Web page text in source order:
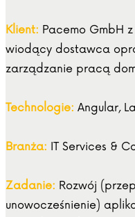
Klient: Pacemo GmbH
wiodący dostawca
zarządzanie pracą
Technologie: Angular,
Branża: IT Services &
Zadanie: Rozwój
unowocześnienie)